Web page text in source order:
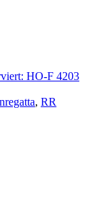
HO-F 4203
, RR